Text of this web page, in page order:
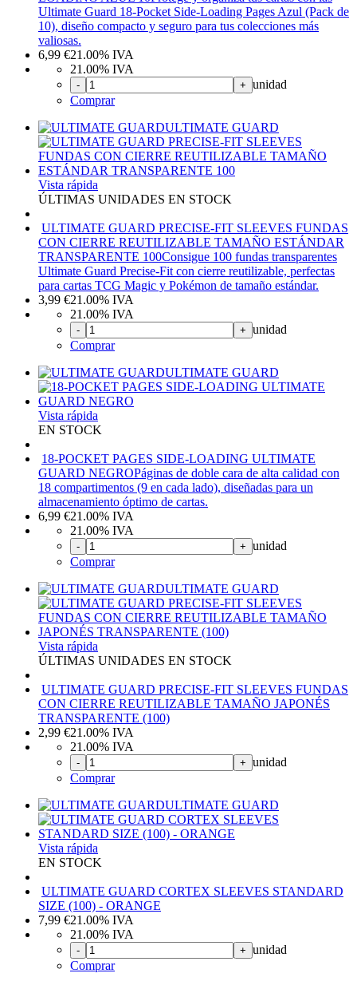
Ultimate Guard 18-Pocket Side-Loading Pages Azul (Pack de
10), diseño compacto y seguro para tus colecciones más
valiosas.
6,99 €21.00% IVA
21.00% IVA
- + unidad
Comprar
ULTIMATE GUARD
Vista rápida
ÚLTIMAS UNIDADES EN STOCK
ULTIMATE GUARD PRECISE-FIT SLEEVES FUNDAS
CON CIERRE REUTILIZABLE TAMAÑO ESTÁNDAR
TRANSPARENTE 100Consigue 100 fundas transparentes
Ultimate Guard Precise-Fit con cierre reutilizable, perfectas
para cartas TCG Magic y Pokémon de tamaño estándar.
3,99 €21.00% IVA
21.00% IVA
- + unidad
Comprar
ULTIMATE GUARD
Vista rápida
EN STOCK
18-POCKET PAGES SIDE-LOADING ULTIMATE
GUARD NEGROPáginas de doble cara de alta calidad con
18 compartimentos (9 en cada lado), diseñadas para un
almacenamiento óptimo de cartas.
6,99 €21.00% IVA
21.00% IVA
- + unidad
Comprar
ULTIMATE GUARD
Vista rápida
ÚLTIMAS UNIDADES EN STOCK
ULTIMATE GUARD PRECISE-FIT SLEEVES FUNDAS
CON CIERRE REUTILIZABLE TAMAÑO JAPONÉS
TRANSPARENTE (100)
2,99 €21.00% IVA
21.00% IVA
- + unidad
Comprar
ULTIMATE GUARD
Vista rápida
EN STOCK
ULTIMATE GUARD CORTEX SLEEVES STANDARD
SIZE (100) - ORANGE
7,99 €21.00% IVA
21.00% IVA
- + unidad
Comprar